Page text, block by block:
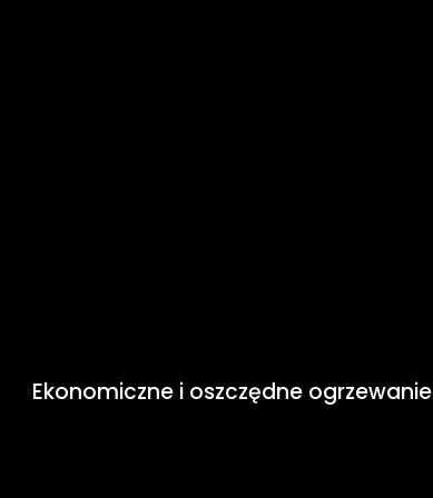
Ekonomiczne i oszczędne ogrzewanie